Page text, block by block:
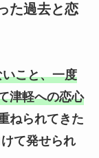
た過去と恋
こと、一度
津軽への恋心
ねられてきた
て発せられ